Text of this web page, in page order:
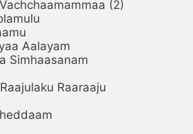
(2)
Aalayam
Simhaasanam
Raaraaju